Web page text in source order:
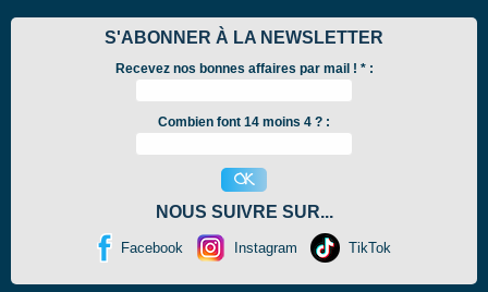
S'ABONNER À LA NEWSLETTER
Recevez nos bonnes affaires par mail ! *:
Combien font 14 moins 4 ? :
NOUS SUIVRE SUR...
Facebook Instagram TikTok